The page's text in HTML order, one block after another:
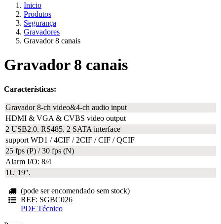
Inicio
Produtos
Segurança
Gravadores
Gravador 8 canais
Gravador 8 canais
Características:
Gravador 8-ch video&4-ch audio input
HDMI & VGA & CVBS video output
2 USB2.0. RS485. 2 SATA interface
support WD1 / 4CIF / 2CIF / CIF / QCIF
25 fps (P) / 30 fps (N)
Alarm I/O: 8/4
1U 19″.
(pode ser encomendado sem stock)
REF: SGBC026
PDF Técnico